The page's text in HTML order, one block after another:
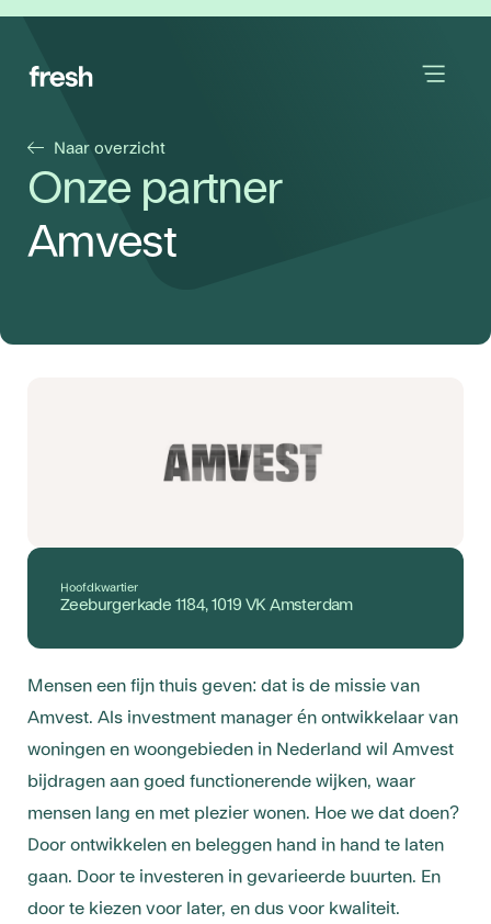
Naar overzicht
Onze partner
Amvest
Mensen een fijn thuis geven: dat is de missie van
Amvest. Als investment manager én ontwikkelaar van
woningen en woongebieden in Nederland wil Amvest
bijdragen aan goed functionerende wijken, waar
mensen lang en met plezier wonen. Hoe we dat doen?
Door ontwikkelen en beleggen hand in hand te laten
gaan. Door te investeren in gevarieerde buurten. En
door te kiezen voor later, en dus voor kwaliteit.
Hoofdkwartier
Zeeburgerkade 1184, 1019 VK Amsterdam